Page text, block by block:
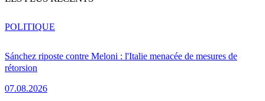
Sánchez riposte contre Meloni : l'Italie menacée de mesures de
rétorsion
07.08.2026
POLITIQUE